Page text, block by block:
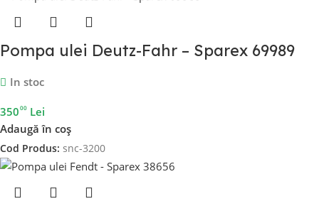
Pompa ulei Deutz-Fahr – Sparex 69989
In stoc
35000 Lei
Adaugă în coș
Cod Produs: snc-3200